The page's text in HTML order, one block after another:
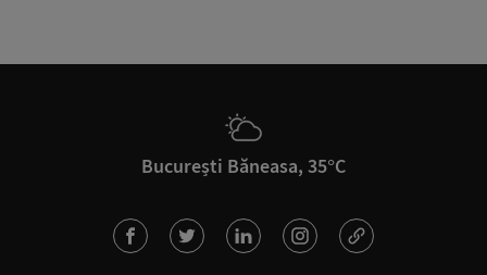
București Băneasa, 35°C